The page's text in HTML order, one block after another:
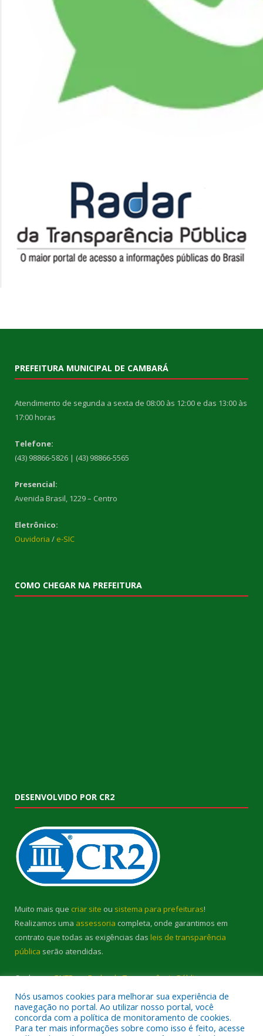
PREFEITURA MUNICIPAL DE CAMBARÁ
Atendimento de segunda a sexta de 08:00 às 12:00 e das 13:00 às
17:00 horas
Telefone:
(43) 98866-5826 | (43) 98866-5565
Presencial:
Avenida Brasil, 1229 – Centro
Eletrônico:
Ouvidoria / e-SIC
COMO CHEGAR NA PREFEITURA
DESENVOLVIDO POR CR2
Muito mais que criar site ou sistema para prefeituras!
Realizamos uma assessoria completa, onde garantimos em
contrato que todas as exigências das leis de transparência
pública serão atendidas.
Conheça oPNTPe oRadar da Transparência Pública
Nós usamos cookies para melhorar sua experiência de
navegação no portal. Ao utilizar nosso portal, você
concorda com a política de monitoramento de cookies.
Para ter mais informações sobre como isso é feito, acesse